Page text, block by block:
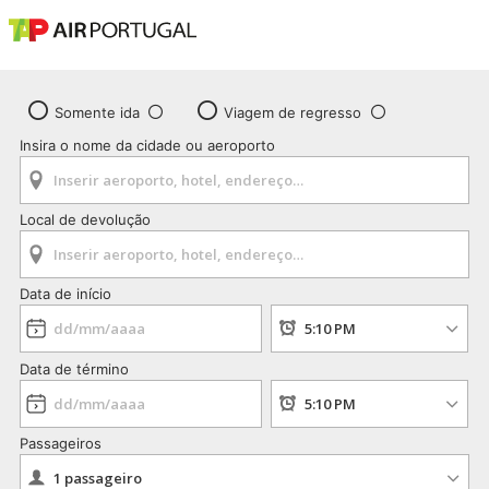
Somente ida
Viagem de regresso
Insira o nome da cidade ou aeroporto
Local de devolução
Data de início
Data de término
Passageiros